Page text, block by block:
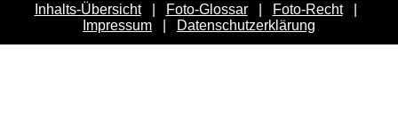
Inhalts-Übersicht| Foto-Glossar| Foto-Recht|
Impressum
Datenschutzerklärung